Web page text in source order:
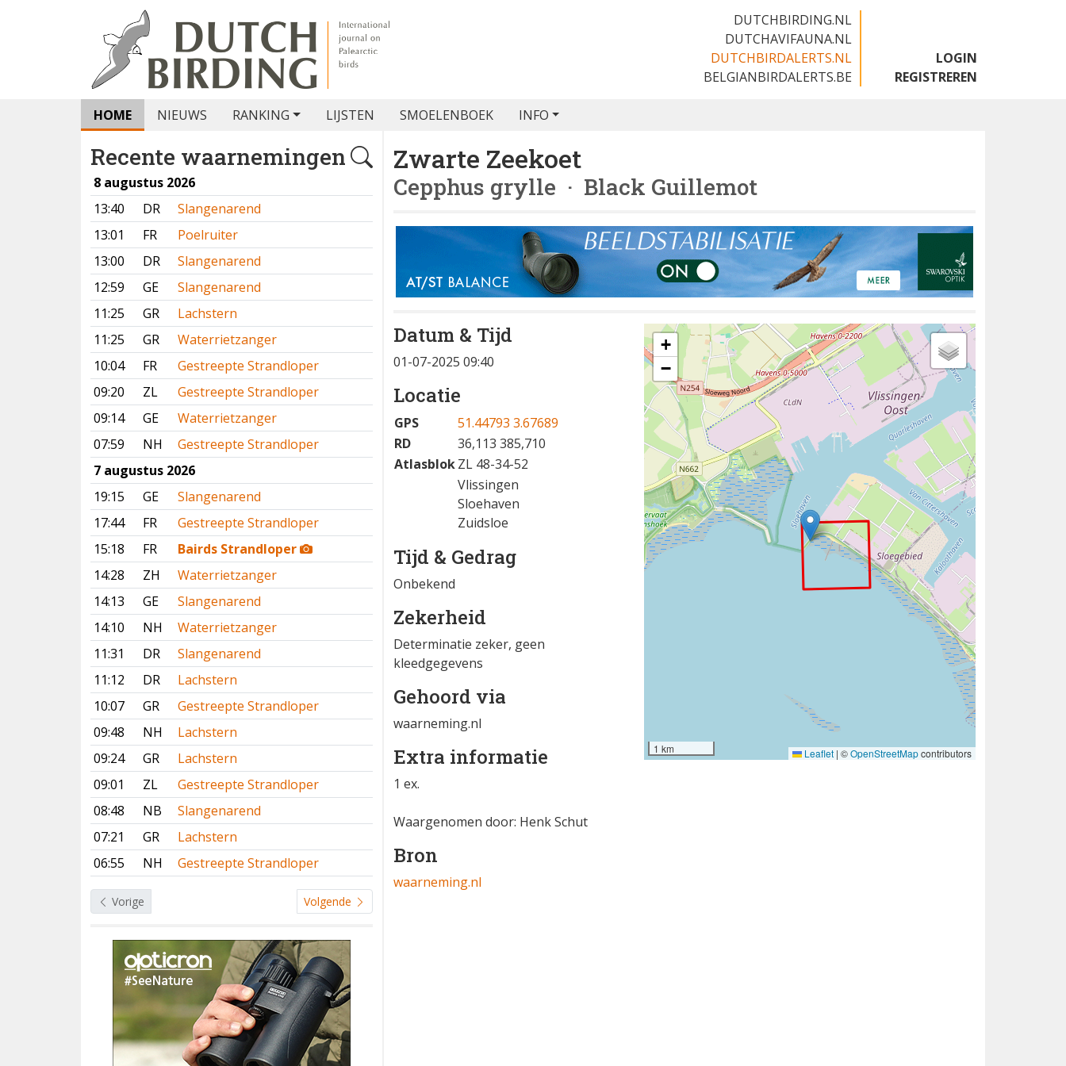
DUTCHBIRDING.NL
DUTCHAVIFAUNA.NL
DUTCHBIRDALERTS.NL
BELGIANBIRDALERTS.BE
LOGIN
REGISTREREN
HOME NIEUWS RANKING LIJSTEN SMOELENBOEK INFO
Recente waarnemingen
8 augustus 2026
13:40
DR
Slangenarend
13:01
FR
Poelruiter
13:00
DR
Slangenarend
12:59
GE
Slangenarend
11:25
GR
Lachstern
11:25
GR
Waterrietzanger
10:04
FR
Gestreepte Strandloper
09:20
ZL
Gestreepte Strandloper
09:14
GE
Waterrietzanger
07:59
NH
Gestreepte Strandloper
7 augustus 2026
19:15
GE
Slangenarend
17:44
FR
Gestreepte Strandloper
15:18
FR
Bairds Strandloper
14:28
ZH
Waterrietzanger
14:13
GE
Slangenarend
14:10
NH
Waterrietzanger
11:31
DR
Slangenarend
11:12
DR
Lachstern
10:07
GR
Gestreepte Strandloper
09:48
NH
Lachstern
09:24
GR
Lachstern
09:01
ZL
Gestreepte Strandloper
08:48
NB
Slangenarend
07:21
GR
Lachstern
06:55
NH Gestreepte Strandloper
Vorige Volgende
Zwarte Zeekoet
Cepphus grylle · Black Guillemot
Datum & Tijd
01-07-2025 09:40
Locatie
GPS
51.44793 3.67689
RD
36,113 385,710
AtlasblokZL 48-34-52
Vlissingen
Sloehaven
Zuidsloe
Tijd & Gedrag
Onbekend
Zekerheid
Determinatie zeker, geen
kleedgegevens
Gehoord via
waarneming.nl
Extra informatie
1 ex.
Waargenomen door: Henk Schut
Bron
waarneming.nl
+
−
1 km Leaflet | ©OpenStreetMapcontributors